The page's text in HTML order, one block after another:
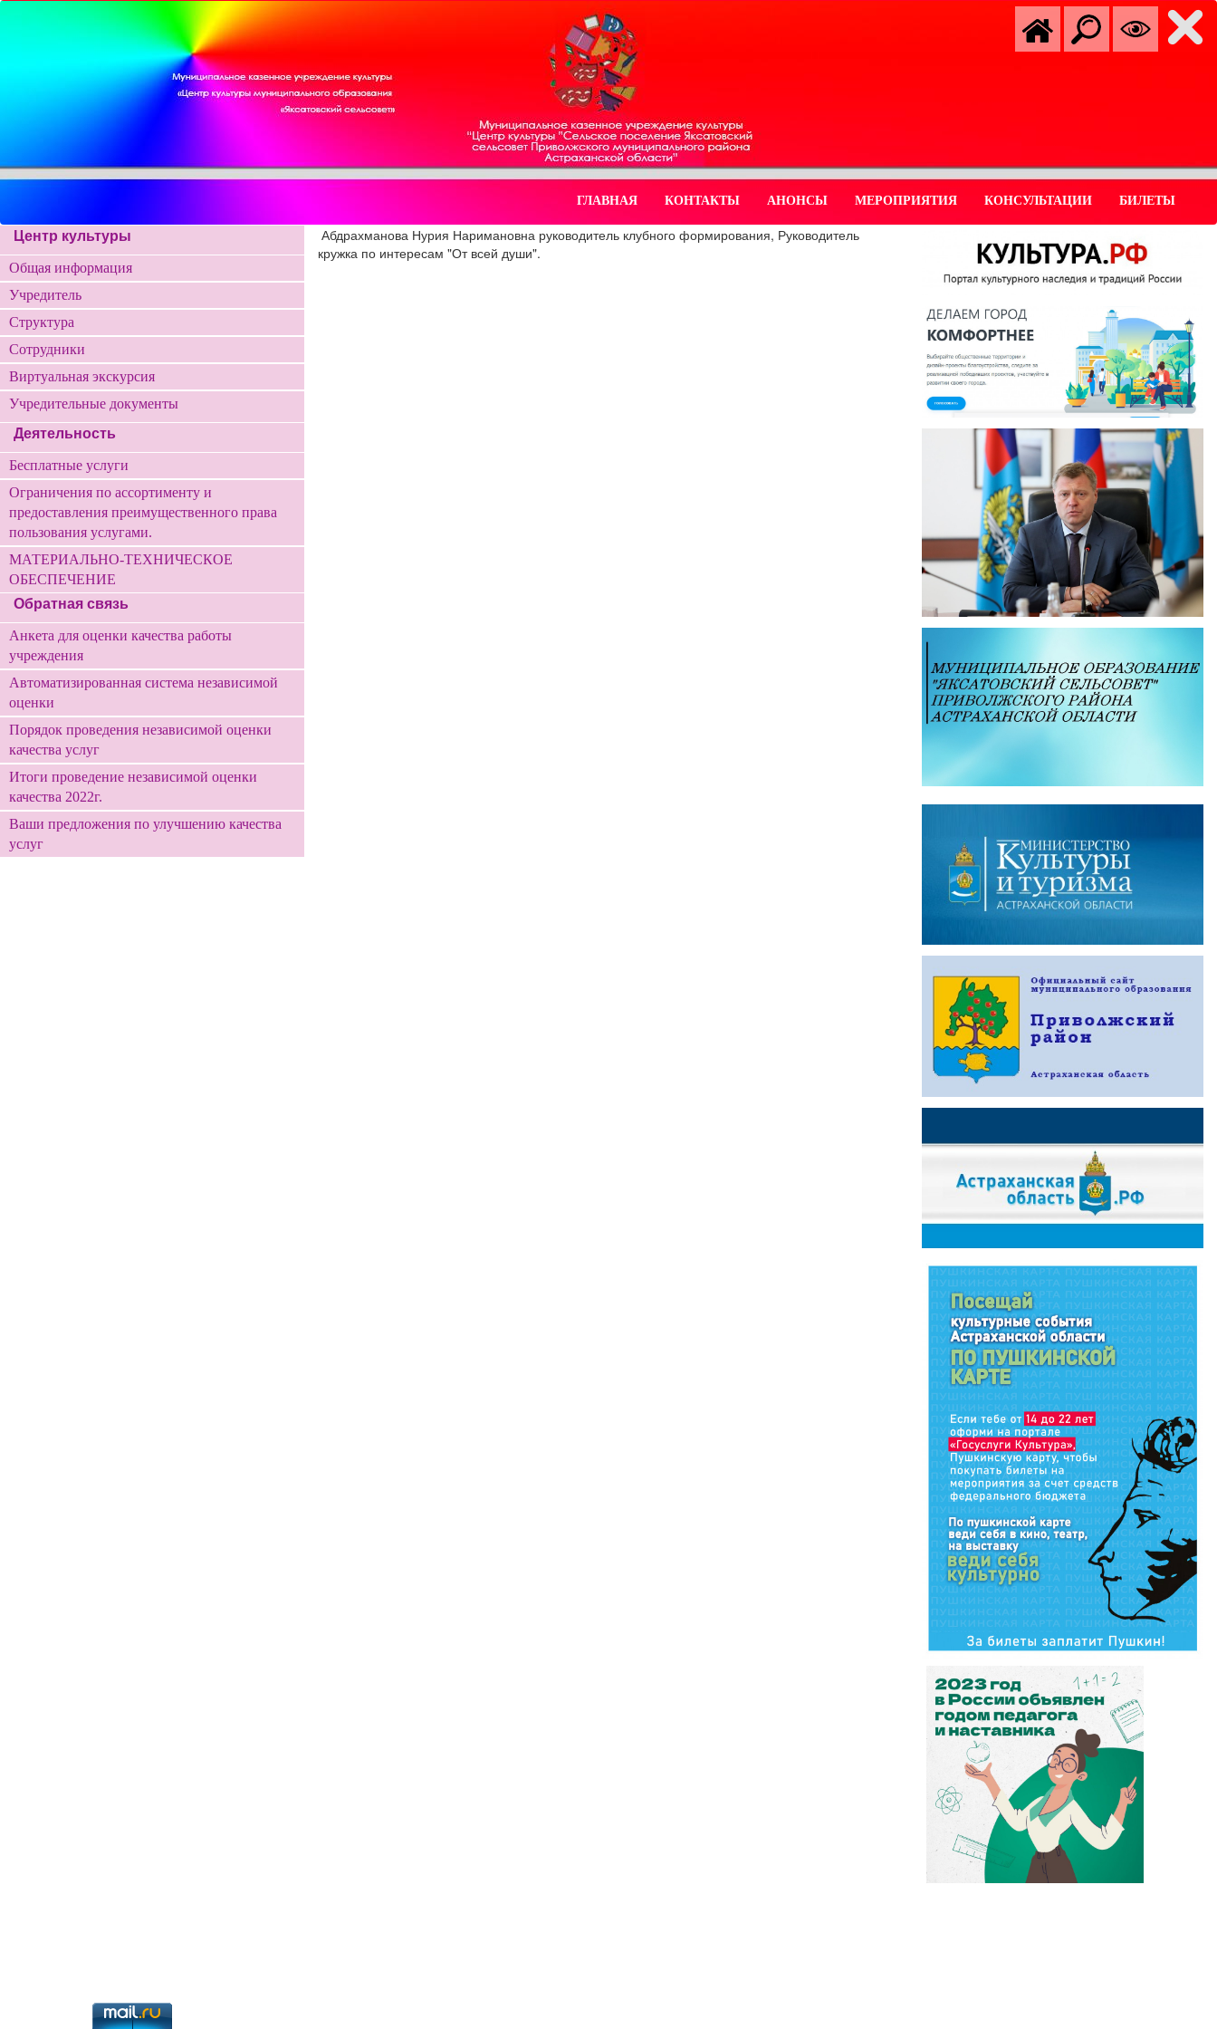
ГЛАВНАЯ КОНТАКТЫ АНОНСЫ МЕРОПРИЯТИЯ КОНСУЛЬТАЦИИ БИЛЕТЫ
Центр культуры
Общая информация
Учредитель
Структура
Сотрудники
Виртуальная экскурсия
Учредительные документы
Деятельность
Бесплатные услуги
Ограничения по ассортименту и
предоставления преимущественного права
пользования услугами.
МАТЕРИАЛЬНО-ТЕХНИЧЕСКОЕ
ОБЕСПЕЧЕНИЕ
Обратная связь
Анкета для оценки качества работы
учреждения
Автоматизированная система независимой
оценки
Порядок проведения независимой оценки
качества услуг
Итоги проведение независимой оценки
качества 2022г.
Ваши предложения по улучшению качества
услуг
Абдрахманова Нурия Наримановна руководитель клубного формирования, Руководитель
кружка по интересам "От всей души".